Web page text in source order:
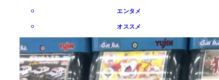
エンタメ
オススメ